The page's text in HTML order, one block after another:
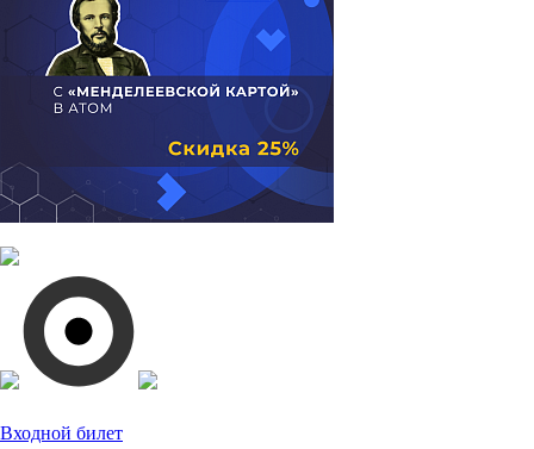
Входной билет